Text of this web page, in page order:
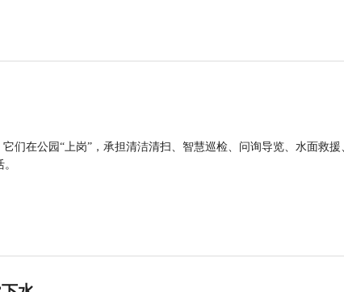
们在公园“上岗”，承担清洁清扫、智慧巡检、问询导览、水面救援